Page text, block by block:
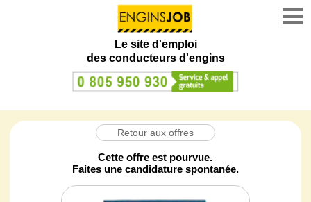
Le site d'emploi
des conducteurs d'engins
Retour aux offres
Cette offre est pourvue.
Faites une candidature spontanée.